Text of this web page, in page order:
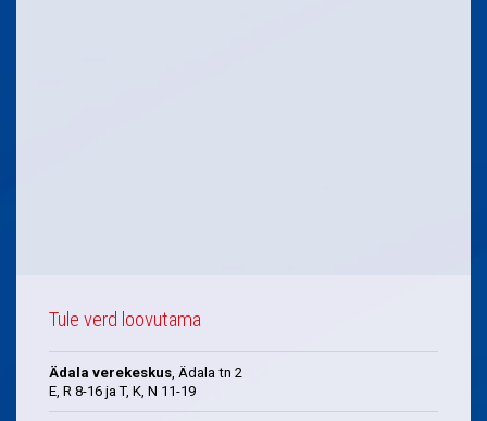
Tule verd loovutama
Ädala verekeskus, Ädala tn 2
E, R 8-16 ja T, K, N 11-19